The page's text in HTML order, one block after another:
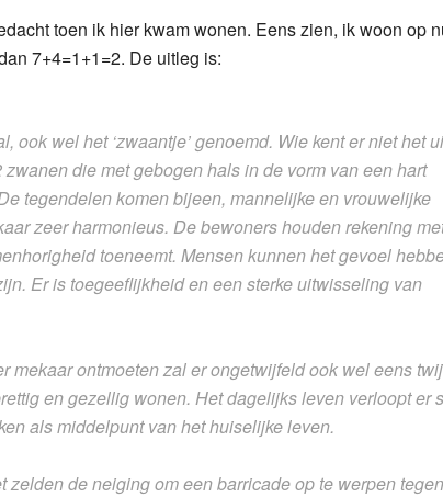
toen ik hier kwam wonen. Eens zien, ik woon op
7+4=1+1=2. De uitleg is:
ook wel het ‘zwaantje’ genoemd. Wie kent er niet het
die met gebogen hals in de vorm van een hart
tegendelen komen bijeen, mannelijke en vrouwelijke
zeer harmonieus. De bewoners houden rekening
toeneemt. Mensen kunnen het gevoel
Er is toegeeflijkheid en een sterke uitwisseling van
mekaar ontmoeten zal er ongetwijfeld ook wel eens
en gezellig wonen. Het dagelijks leven verloopt er
als middelpunt van het huiselijke leven.
zelden de neiging om een barricade op te werpen